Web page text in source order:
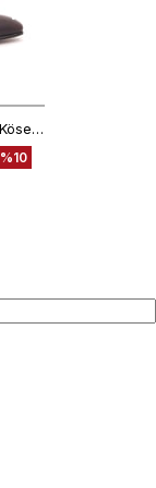
Moreschi Erkek Hakiki Deri Kösele Taban Kahverengi Klasik Ayakkabı
%10